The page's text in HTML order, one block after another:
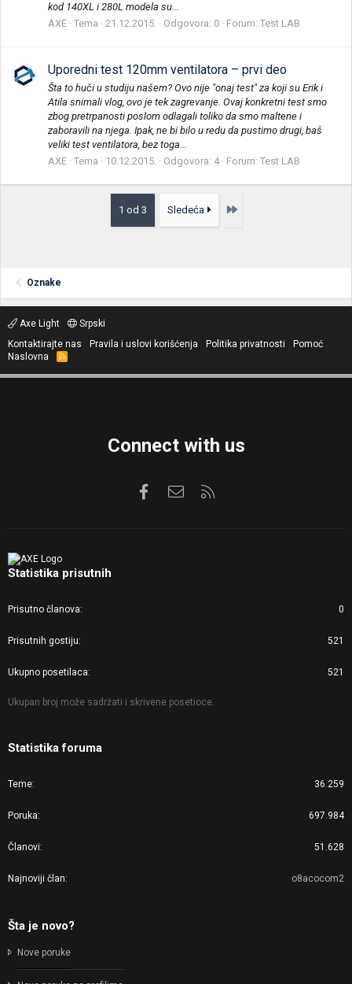
kod 140XL i 280L modela su...
AXE Tema 21.12.2015. Odgovora: 0 Forum: Test LAB
Uporedni test 120mm ventilatora – prvi deo
Šta to huči u studiju našem? Ovo nije "onaj test" za koji su Erik i
Atila snimali vlog, ovo je tek zagrevanje. Ovaj konkretni test smo
zbog pretrpanosti poslom odlagali toliko da smo maltene i
zaboravili na njega. Ipak, ne bi bilo u redu da pustimo drugi, baš
veliki test ventilatora, bez toga...
AXE Tema 10.12.2015. Odgovora: 4 Forum: Test LAB
1 od 3 Sledeća Poslednja
Oznake
Axe Light
Srpski
Kontaktirajte nas
Pravila i uslovi korišćenja Politika privatnosti
Pomoć
Naslovna
R
S
Connect with us
FacebookKontaktirajte nas
Statistika prisutnih
Prisutno članova 0
Prisutnih gostiju 521
Ukupno posetilaca 521
Ukupan broj može sadržati i skrivene posetioce.
Statistika foruma
Teme 36.259
Poruka 697.984
Članovi 51.628
Najnoviji član o8acocom2
Šta je novo?
Nove poruke